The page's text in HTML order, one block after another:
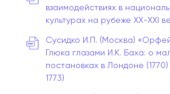
взаимодействиях в
культурах на рубеже XX-XXI
Сусидко И.П. (Москва)
Глюка глазами И.К. Баха: о
постановках в Лондоне (1770)
1773)